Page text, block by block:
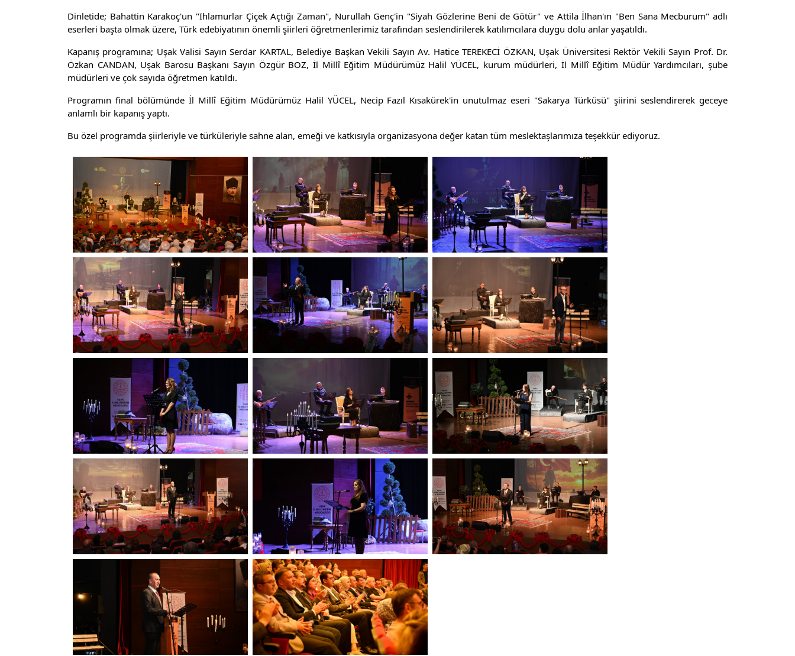
Dinletide; Bahattin Karakoç'un "Ihlamurlar Çiçek Açtığı Zaman", Nurullah Genç'in "Siyah Gözlerine Beni de Götür" ve Attila İlhan'ın "Ben Sana Mecburum" adlı
eserleri başta olmak üzere, Türk edebiyatının önemli şiirleri öğretmenlerimiz tarafından seslendirilerek katılımcılara duygu dolu anlar yaşatıldı.
Kapanış programına; Uşak Valisi Sayın Serdar KARTAL, Belediye Başkan Vekili Sayın Av. Hatice TEREKECİ ÖZKAN, Uşak Üniversitesi Rektör Vekili Sayın Prof. Dr.
Özkan CANDAN, Uşak Barosu Başkanı Sayın Özgür BOZ, İl Millî Eğitim Müdürümüz Halil YÜCEL, kurum müdürleri, İl Millî Eğitim Müdür Yardımcıları, şube
müdürleri ve çok sayıda öğretmen katıldı.
Programın final bölümünde İl Millî Eğitim Müdürümüz Halil YÜCEL, Necip Fazıl Kısakürek'in unutulmaz eseri "Sakarya Türküsü" şiirini seslendirerek geceye
anlamlı bir kapanış yaptı.
Bu özel programda şiirleriyle ve türküleriyle sahne alan, emeği ve katkısıyla organizasyona değer katan tüm meslektaşlarımıza teşekkür ediyoruz.